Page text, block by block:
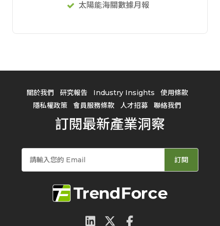
太陽能海關數據月報
關於我們 研究報告 Industry Insights
使用條款
隱私權政策
會員服務條款 人才招募 聯絡我們
訂閱最新產業洞察
訂閱